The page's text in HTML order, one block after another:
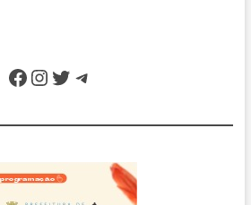
Facebook
Instagram
Twitter
Telegram